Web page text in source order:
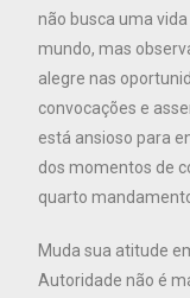
não busca uma
mundo, mas
alegre nas
convocações e
está ansioso para
dos momentos de
quarto
Muda sua atitude
Autoridade não é